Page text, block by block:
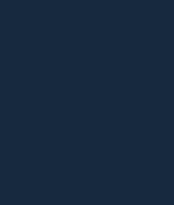
Compra e
Dobradeira de
Dobradeira de
Dobradeira